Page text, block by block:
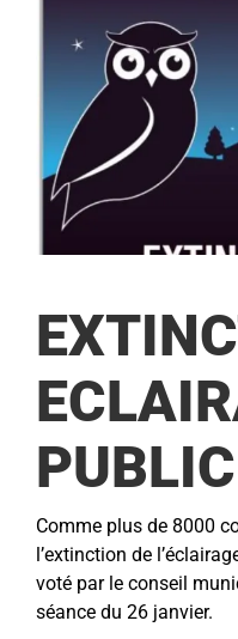
Aménagement & Travaux
Contacter la mairie
Recevoir les Flashs Infos
PUBLIC
Comme plus de 8000
l’extinction de
voté par le conseil
séance du 26 janvier.